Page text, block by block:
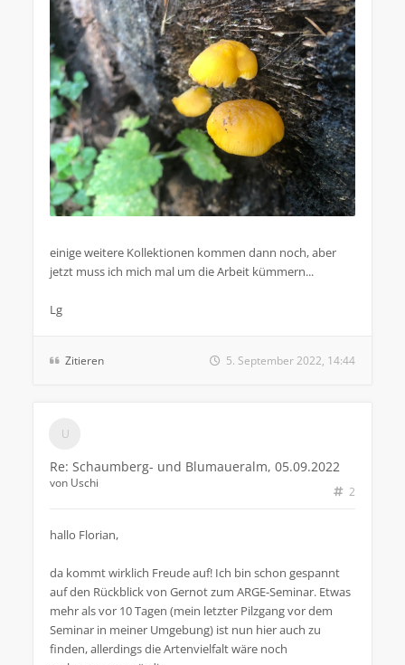
einige weitere Kollektionen kommen dann noch, aber
jetzt muss ich mich mal um die Arbeit kümmern...
Lg
Zitieren 5. September 2022, 14:44
Re: Schaumberg- und Blumaueralm, 05.09.2022
2
von Uschi
hallo Florian,
da kommt wirklich Freude auf! Ich bin schon gespannt
auf den Rückblick von Gernot zum ARGE-Seminar. Etwas
mehr als vor 10 Tagen (mein letzter Pilzgang vor dem
Seminar in meiner Umgebung) ist nun hier auch zu
finden, allerdings die Artenvielfalt wäre noch